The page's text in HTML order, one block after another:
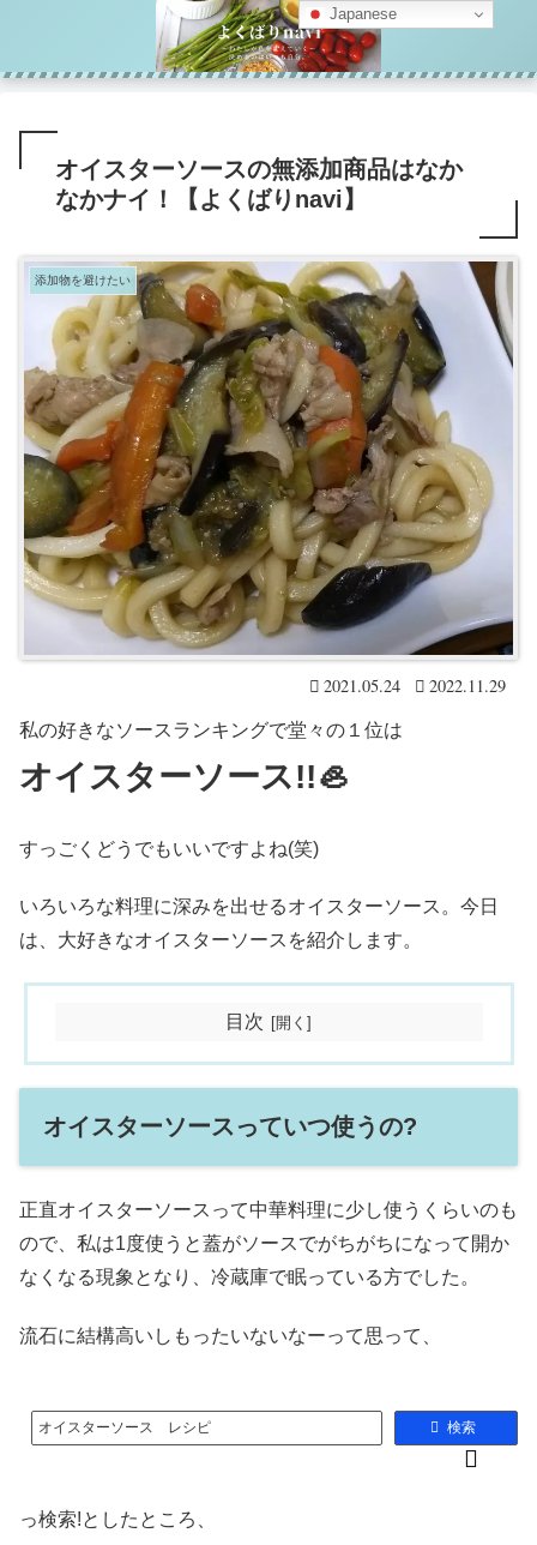
オイスターソースの無添加商品はなか
なかナイ！【よくばりnavi】
添加物を避けたい
2021.05.24 2022.11.29
私の好きなソースランキングで堂々の１位は
オイスターソース!!🦪
すっごくどうでもいいですよね(笑)
いろいろな料理に深みを出せるオイスターソース。今日
は、大好きなオイスターソースを紹介します。
目次
オイスターソースっていつ使うの?
正直オイスターソースって中華料理に少し使うくらいのも
ので、私は1度使うと蓋がソースでがちがちになって開か
なくなる現象となり、冷蔵庫で眠っている方でした。
流石に結構高いしもったいないなーって思って、
オイスターソース レシピ 検索
っ検索!としたところ、
Japanese